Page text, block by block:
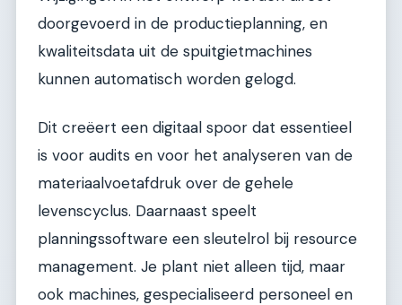
doorgevoerd in de productieplanning, en
kwaliteitsdata uit de spuitgietmachines
kunnen automatisch worden gelogd.
Dit creëert een digitaal spoor dat essentieel
is voor audits en voor het analyseren van de
materiaalvoetafdruk over de gehele
levenscyclus. Daarnaast speelt
planningssoftware een sleutelrol bij resource
management. Je plant niet alleen tijd, maar
ook machines, gespecialiseerd personeel en